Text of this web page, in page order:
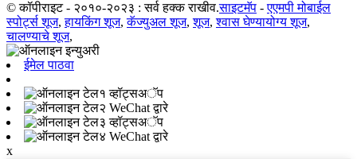
© कॉपीराइट - २०१०-२०२३ : सर्व हक्क राखीव.साइटमॅप -एएमपी मोबाईल
स्पोर्ट्स शूज,हायकिंग शूज,कॅज्युअल शूज,शूज,श्वास घेण्यायोग्य शूज,
चालण्याचे शूज,
ईमेल पाठवा
व्हॉट्सअॅप
WeChat द्वारे
व्हॉट्सअॅप
WeChat द्वारे
x